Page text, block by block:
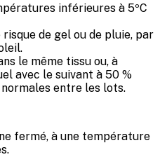
inférieures à 5ºC
de gel ou de pluie, par
le même tissu ou, à
avec le suivant à 50 %
entre les lots.
fermé, à une température